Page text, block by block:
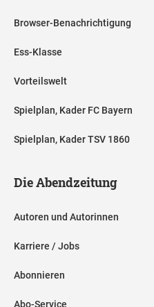
Browser-Benachrichtigung
Ess-Klasse
Vorteilswelt
Spielplan, Kader FC Bayern
Spielplan, Kader TSV 1860
Die Abendzeitung
Autoren und Autorinnen
Karriere / Jobs
Abonnieren
Abo-Service